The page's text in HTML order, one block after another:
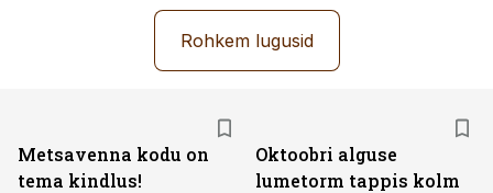
Rohkem lugusid
Metsavenna kodu on
tema kindlus!
Oktoobri alguse
lumetorm tappis kolm